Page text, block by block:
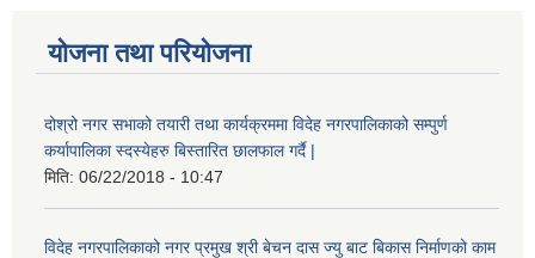
योजना तथा परियोजना
दोश्रो नगर सभाको तयारी तथा कार्यक्रममा विदेह नगरपालिकाको सम्पुर्ण
कर्यापालिका स्दस्येहरु बिस्तारित छालफाल गर्दै |
मिति: 06/22/2018 - 10:47
विदेह नगरपालिकाको नगर प्रमुख श्री बेचन दास ज्यु बाट बिकास निर्माणको काम